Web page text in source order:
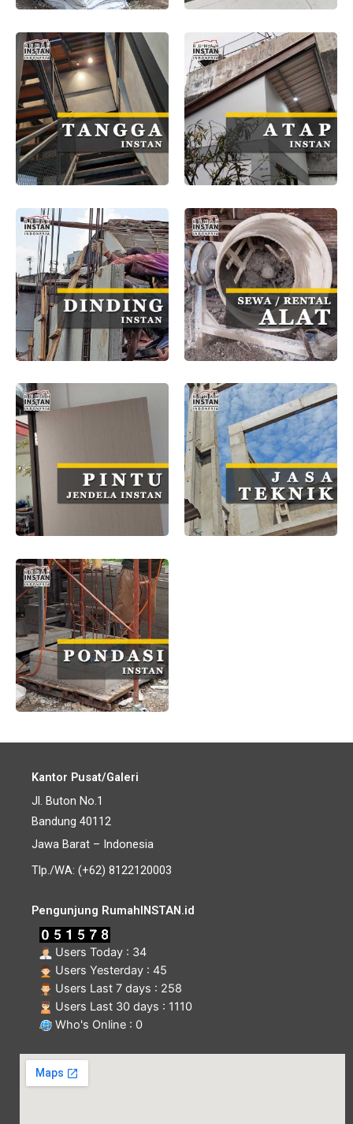
Kantor Pusat/Galeri
Jl. Buton No.1
Bandung 40112
Jawa Barat – Indonesia
Tlp./WA: (+62) 8122120003
Pengunjung RumahINSTAN.id
Users Today : 34
Users Yesterday : 45
Users Last 7 days : 258
Users Last 30 days : 1110
Who's Online : 0